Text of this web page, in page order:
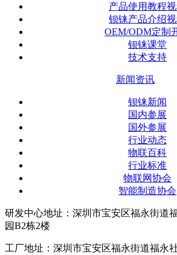
产品使用教程
钡铼产品介绍
OEM/ODM定制
钡铼课堂
技术支持
新闻资讯
钡铼新闻
国内参展
国外参展
行业动态
物联百科
行业标准
物联网协会
智能制造协会
研发中心地址：深圳市宝安区福永街道
园B2栋2楼
工厂地址：深圳市宝安区福永街道福永